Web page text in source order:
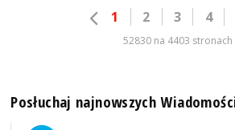
1 2 3 4
52830 na 4403 stronach
Posłuchaj najnowszych